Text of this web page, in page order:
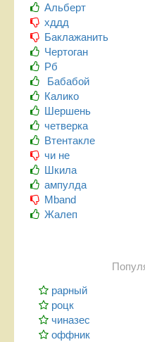
Альберт
хддд
Баклажанить
Чертоган
Рб
Бабабой
Калико
Шершень
четверка
Втентакле
чи не
Шкила
ампулда
Mband
Жалеп
рарный
роцк
чиназес
оффник